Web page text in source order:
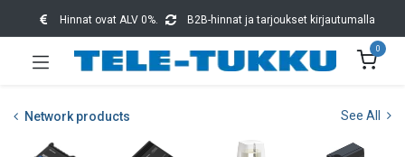
Hinnat ovat ALV 0%. B2B-hinnat ja tarjoukset kirjautumalla
0
Network products See All